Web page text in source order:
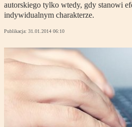
autorskiego tylko wtedy, gdy stanowi
indywidualnym charakterze.
Publikacja: 31.01.2014 06:10